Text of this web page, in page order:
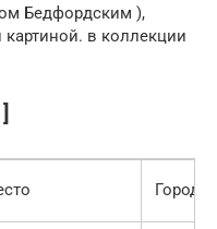
Бедфордским ),
в коллекции
Город